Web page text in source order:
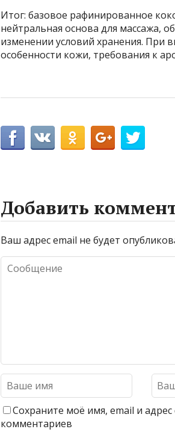
Итог: базовое рафинированное
нейтральная основа для массажа,
изменении условий хранения. При
особенности кожи, требования к
Добавить
Ваш адрес email не будет
Сохраните моё имя, email и
комментариев